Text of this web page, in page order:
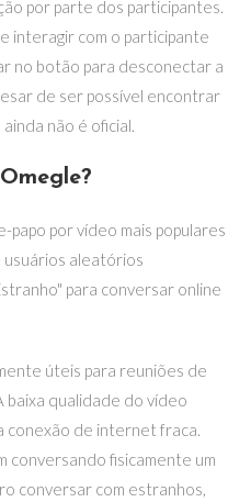
por parte dos participantes.
interagir com o participante
no botão para desconectar a
de ser possível encontrar
não é oficial.
papo por vídeo mais populares
usuários aleatórios
para conversar online
úteis para reuniões de
baixa qualidade do vídeo
conexão de internet fraca.
conversando fisicamente um
conversar com estranhos,